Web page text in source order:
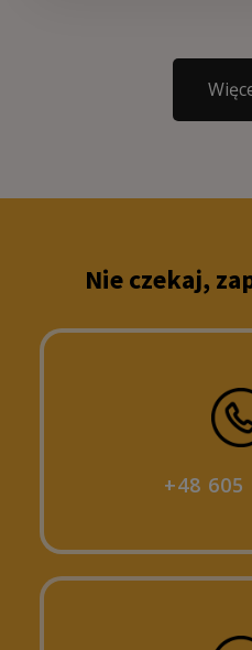
Nie czekaj,
+48 605